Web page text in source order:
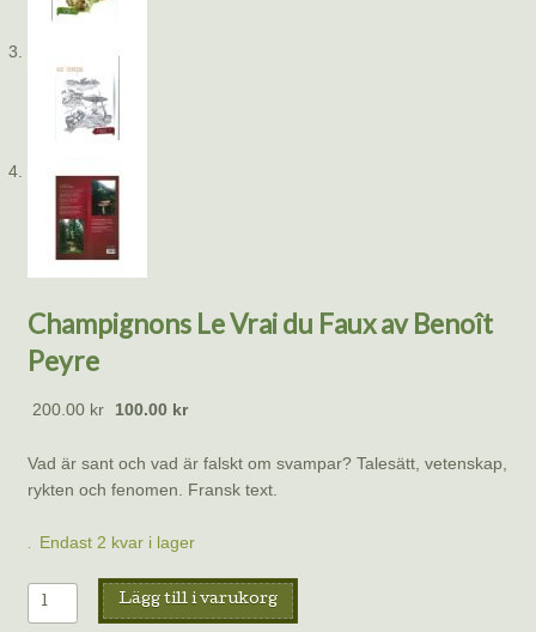
Champignons Le Vrai du Faux av Benoît
Peyre
200.00 kr 100.00 kr
Vad är sant och vad är falskt om svampar? Talesätt, vetenskap,
rykten och fenomen. Fransk text.
Endast 2 kvar i lager
Champignons
Le
Lägg till i varukorg